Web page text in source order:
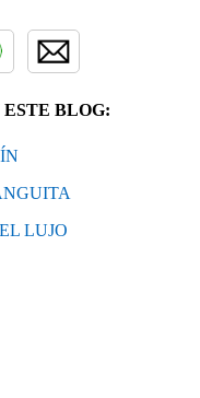
BLOG:
LUJO